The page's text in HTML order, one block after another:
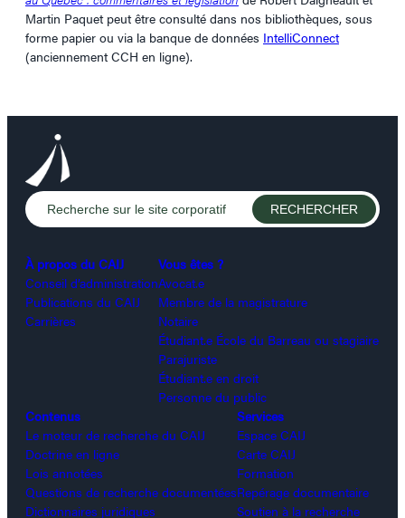
Martin Paquet peut être consulté dans nos bibliothèques, sous
forme papier ou via la banque de données IntelliConnect
(anciennement CCH en ligne).
À propos du CAIJ
Conseil d’administration
Publications du CAIJ
Carrières
Vous êtes ?
Avocat.e
Membre de la magistrature
Notaire
Étudiant.e École du Barreau ou stagiaire
Parajuriste
Étudiant.e en droit
Personne du public
Contenus
Le moteur de recherche du CAIJ
Doctrine en ligne
Lois annotées
Questions de recherche documentées
Dictionnaires juridiques
Services
Espace CAIJ
Carte CAIJ
Formation
Repérage documentaire
Soutien à la recherche